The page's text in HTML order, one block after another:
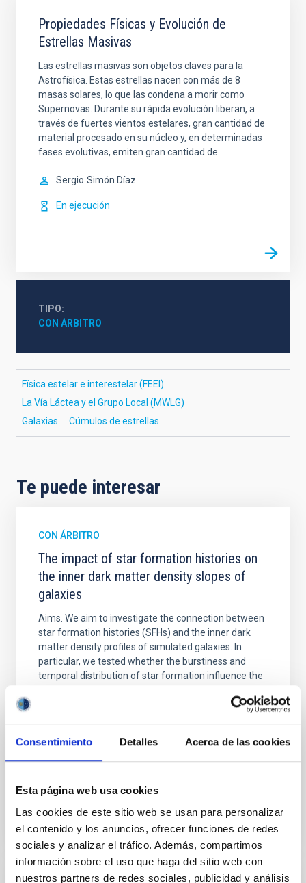
Consentimiento Detalles Acerca de las cookies
Esta página web usa cookies
Las cookies de este sitio web se usan para personalizar
el contenido y los anuncios, ofrecer funciones de redes
sociales y analizar el tráfico. Además, compartimos
información sobre el uso que haga del sitio web con
nuestros partners de redes sociales, publicidad y análisis
Propiedades Físicas y Evolución de
Estrellas Masivas
Las estrellas masivas son objetos claves para la
Astrofísica. Estas estrellas nacen con más de 8
masas solares, lo que las condena a morir como
Supernovas. Durante su rápida evolución liberan, a
través de fuertes vientos estelares, gran cantidad de
material procesado en su núcleo y, en determinadas
fases evolutivas, emiten gran cantidad de
Sergio Simón Díaz
En ejecución
TIPO
CON ÁRBITRO
Física estelar e interestelar (FEEI)
La Vía Láctea y el Grupo Local (MWLG)
Galaxias
Cúmulos de estrellas
Te puede interesar
CON ÁRBITRO
The impact of star formation histories on
the inner dark matter density slopes of
galaxies
Aims. We aim to investigate the connection between
star formation histories (SFHs) and the inner dark
matter density profiles of simulated galaxies. In
particular, we tested whether the burstiness and
temporal distribution of star formation influence the
BIBCODE 2026A&A...710A..95S
NÚMERO DE CITAS 1